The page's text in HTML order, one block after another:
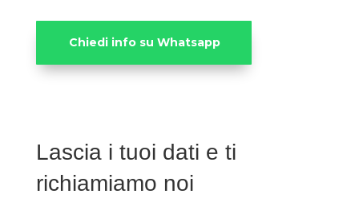
Chiedi info su Whatsapp
Lascia i tuoi dati e ti
richiamiamo noi